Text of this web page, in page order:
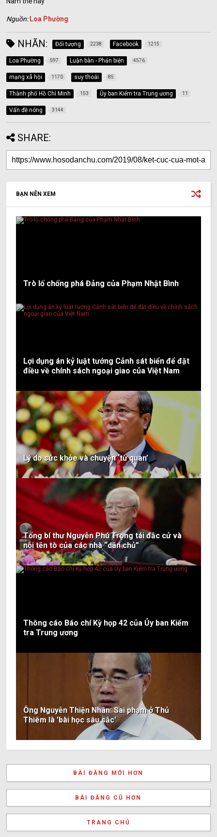
Nguồn: Loa Phường
NHÃN: Đối tượng 2238 Facebook 1215
Loa Phường 597 Luận bàn - Phản biện 4576
mạng xã hội 1170 suy thoái 85
Thành phố Hồ Chí Minh 153 Ủy ban Kiểm tra Trung ương 11
Vấn đề nóng 3144
SHARE:
BẠN NÊN XEM
Trò lố chống phá Đảng của Phạm Nhật Bình
Lợi dụng án kỷ luật tướng Cảnh sát biển để đặt
điều về chính sách ngoại giao của Việt Nam
Lý do sức khỏe và chuyện ‘từ quan’
Tổng bí thư Nguyễn Phú Trọng tái đắc cử và
nỗi tẽn tò của các nhà “dân chủ”
Thông cáo Báo chí Kỳ họp 42 của Ủy ban Kiểm
tra Trung ương
Ông Nguyễn Thiện Nhân: Sai phạm ở Thủ
Thiêm là 'bài học sâu sắc'
BÀI ĐĂNG MỚI HƠN
BÀI ĐĂNG CŨ HƠN
TRANG CHỦ